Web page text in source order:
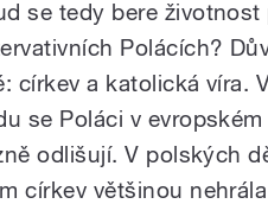
se tedy bere životnost
Polácích?
církev a katolická víra.
se Poláci v
odlišují. V polských
církev většinou